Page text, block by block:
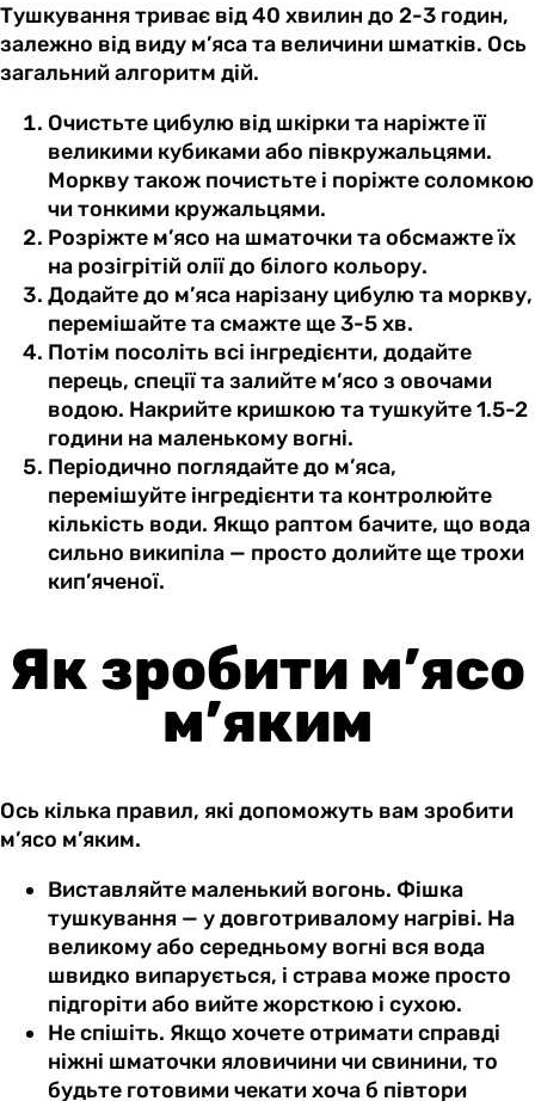
Тушкування триває від 40 хвилин до 2-3 годин,
залежно від виду м’яса та величини шматків. Ось
загальний алгоритм дій.
Очистьте цибулю від шкірки та наріжте її
великими кубиками або півкружальцями.
Моркву також почистьте і поріжте соломкою
чи тонкими кружальцями.
Розріжте м’ясо на шматочки та обсмажте їх
на розігрітій олії до білого кольору.
Додайте до м’яса нарізану цибулю та моркву,
перемішайте та смажте ще 3-5 хв.
Потім посоліть всі інгредієнти, додайте
перець, спеції та залийте м’ясо з овочами
водою. Накрийте кришкою та тушкуйте 1.5-2
години на маленькому вогні.
Періодично поглядайте до м’яса,
перемішуйте інгредієнти та контролюйте
кількість води. Якщо раптом бачите, що вода
сильно википіла — просто долийте ще трохи
кип’яченої.
Як зробити м’ясо
м’яким
Ось кілька правил, які допоможуть вам зробити
м’ясо м’яким.
Виставляйте маленький вогонь. Фішка
тушкування — у довготривалому нагріві. На
великому або середньому вогні вся вода
швидко випарується, і страва може просто
підгоріти або вийте жорсткою і сухою.
Не спішіть. Якщо хочете отримати справді
ніжні шматочки яловичини чи свинини, то
будьте готовими чекати хоча б півтори